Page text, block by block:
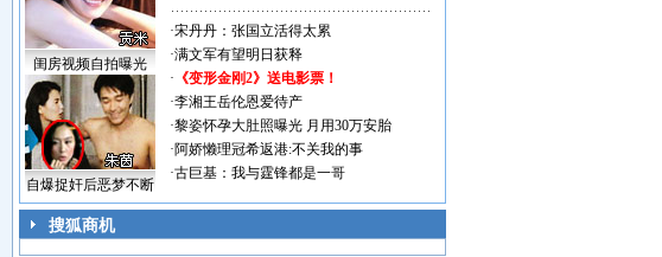
闺房视频自拍曝光
自爆捉奸后恶梦不断
·宋丹丹：张国立活得太累
·满文军有望明日获释
· 《变形金刚2》送电影票！
·李湘王岳伦恩爱待产
·黎姿怀孕大肚照曝光 月用30万安胎
·阿娇懒理冠希返港:不关我的事
·古巨基：我与霆锋都是一哥
搜狐商机